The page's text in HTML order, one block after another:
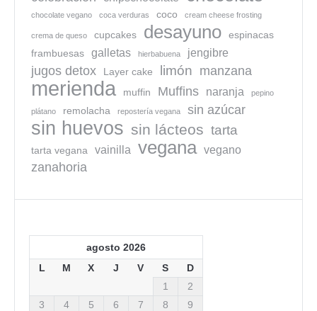
chocolate vegano coca verduras coco cream cheese frosting
crema de queso cupcakes desayuno
espinacas
frambuesas
galletas hierbabuena jengibre
jugos detox Layer cake limón manzana
merienda muffin Muffins naranja pepino
plátano remolacha repostería vegana sin azúcar
sin huevos sin lácteos tarta
tarta vegana vainilla vegana vegano
zanahoria
agosto 2026
L
M X J V S
D
1
2
3
4 5 6 7 8
9